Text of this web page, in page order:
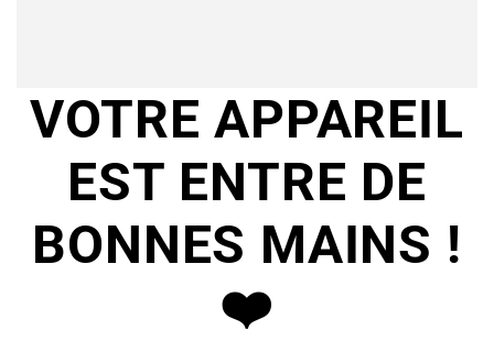
VOTRE APPAREIL
EST ENTRE DE
BONNES MAINS !
❤️